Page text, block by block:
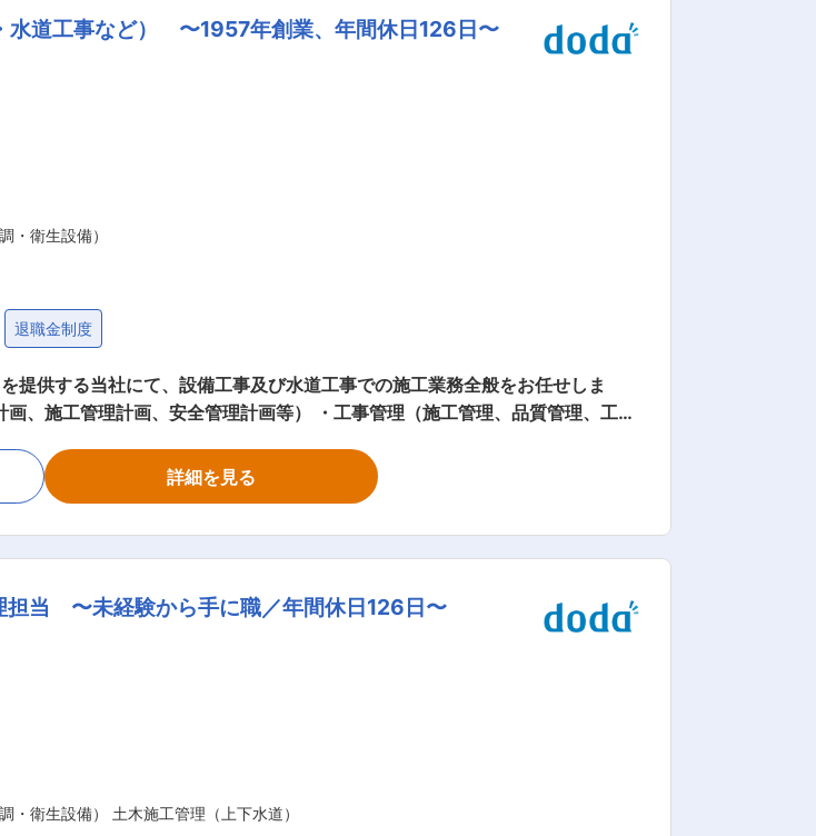
の不動産業者を紹介致します。 ・ 引っ越し代は全額会社負担とする。（良識
水道工事など） 〜1957年創業、年間休日126日〜
・衛生設備）
退職金制度
提供する当社にて、設備工事及び水道工事での施工業務全般をお任せしま
、施工管理計画、安全管理計画等） ・工事管理（施工管理、品質管理、工程
改善され、微力ながら皆様方の信頼を得て、技術でお客様と社会が求める環
サイクルコストに対応した技術提案が提供できる企業として、日々努力して
越し代は全額会社負担とする。（良識の範囲内で） 変更の範囲：会
詳細を見る
担当 〜未経験から手に職／年間休日126日〜
・衛生設備） 土木施工管理（上下水道）